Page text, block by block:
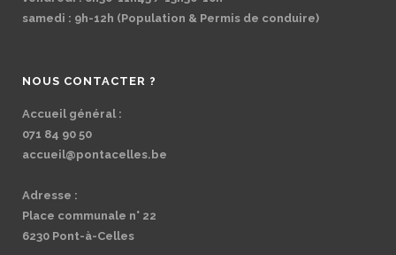
samedi : 9h-12h (Population & Permis de conduire)
NOUS CONTACTER ?
Accueil général :
071 84 90 50
accueil@pontacelles.be
Adresse :
Place communale n° 22
6230 Pont-à-Celles